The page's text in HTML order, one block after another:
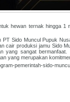
hewan ternak hingga 1
Sido Muncul Pupuk
cair produksi jamu Sido
yang sangat bermanfaat.
yang merupakan
pemerintah-sido-